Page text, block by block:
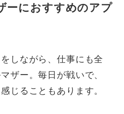
ーにおすすめのアプ
しながら、仕事にも全
ザー。毎日が戦いで、
じることもあります。